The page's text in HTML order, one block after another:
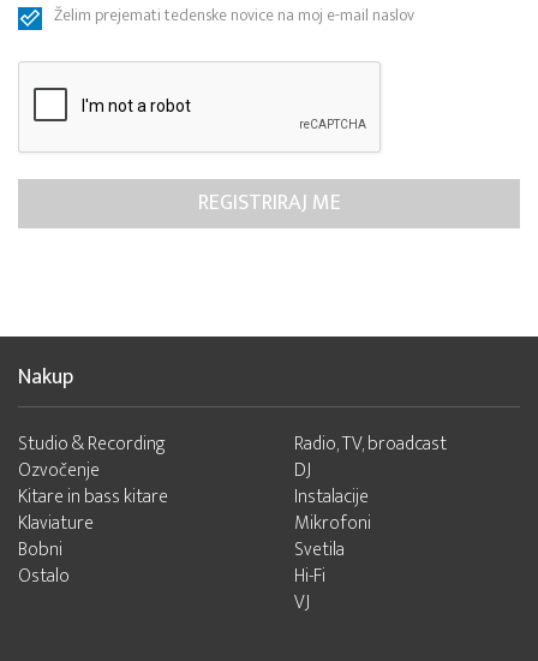
Želim prejemati tedenske novice na moj e-mail naslov
Nakup
Studio & Recording
Ozvočenje
Kitare in bass kitare
Klaviature
Bobni
Ostalo
Radio, TV, broadcast
DJ
Instalacije
Mikrofoni
Svetila
Hi-Fi
VJ